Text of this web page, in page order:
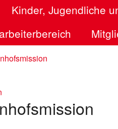
Kinder, Jugendliche